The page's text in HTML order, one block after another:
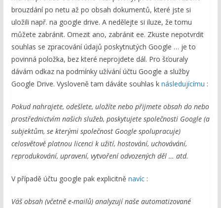
brouzdání po netu až po obsah dokumentů, které jste si
uložili např. na google drive. A nedělejte si iluze, že tomu
můžete zabránit. Omezit ano, zabránit ee. Zkuste nepotvrdit
souhlas se zpracování údajů poskytnutých Google … je to
povinná položka, bez které neprojdete dál. Pro šťouraly
dávám odkaz na podmínky užívání účtu Google a služby
Google Drive. Vysloveně tam dáváte souhlas k následujícímu :
Pokud nahrajete, odešlete, uložíte nebo přijmete obsah do nebo
prostřednictvím našich služeb, poskytujete společnosti Google (a
subjektům, se kterými společnost Google spolupracuje)
celosvětově platnou licenci k užití, hostování, uchovávání,
reprodukování, upravení, vytvoření odvozených děl … atd.
V případě účtu google pak explicitně navíc:
Váš obsah (včetně e-mailů) analyzují naše automatizované